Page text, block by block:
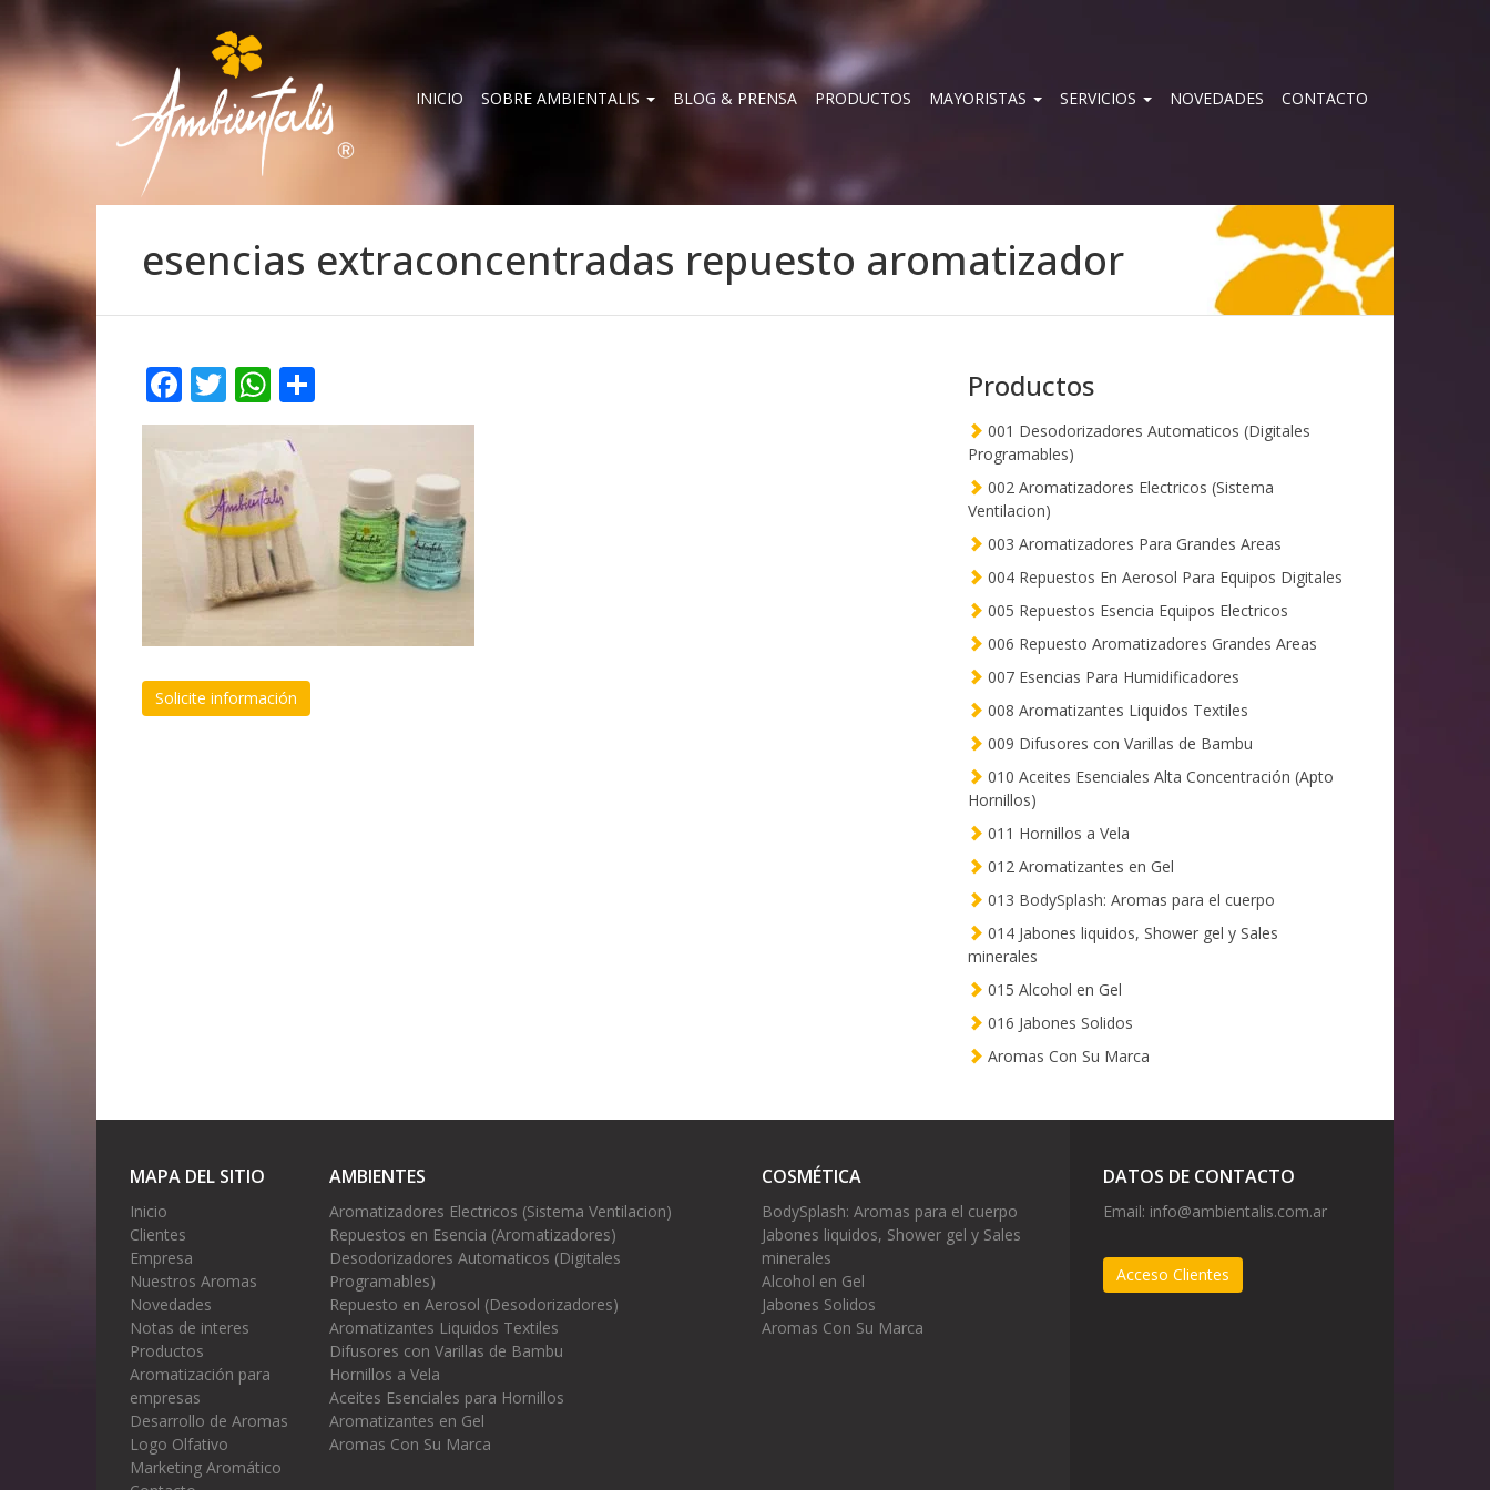
INICIO SOBRE AMBIENTALIS BLOG & PRENSA PRODUCTOS MAYORISTAS SERVICIOS NOVEDADES CONTACTO
esencias extraconcentradas repuesto aromatizador
Facebook
TwitterWhatsApp
Solicite información
Productos
001 Desodorizadores Automaticos (Digitales
Programables)
002 Aromatizadores Electricos (Sistema
Ventilacion)
003 Aromatizadores Para Grandes Areas
004 Repuestos En Aerosol Para Equipos Digitales
005 Repuestos Esencia Equipos Electricos
006 Repuesto Aromatizadores Grandes Areas
007 Esencias Para Humidificadores
008 Aromatizantes Liquidos Textiles
009 Difusores con Varillas de Bambu
010 Aceites Esenciales Alta Concentración (Apto
Hornillos)
011 Hornillos a Vela
012 Aromatizantes en Gel
013 BodySplash: Aromas para el cuerpo
014 Jabones liquidos, Shower gel y Sales
minerales
015 Alcohol en Gel
016 Jabones Solidos
Aromas Con Su Marca
MAPA DEL SITIO
Inicio
Clientes
Empresa
Nuestros Aromas
Novedades
Notas de interes
Productos
Aromatización para
empresas
Desarrollo de Aromas
Logo Olfativo
Marketing Aromático
AMBIENTES
Aromatizadores Electricos (Sistema Ventilacion)
Repuestos en Esencia (Aromatizadores)
Desodorizadores Automaticos (Digitales
Programables)
Repuesto en Aerosol (Desodorizadores)
Aromatizantes Liquidos Textiles
Difusores con Varillas de Bambu
Hornillos a Vela
Aceites Esenciales para Hornillos
Aromatizantes en Gel
Aromas Con Su Marca
COSMÉTICA
BodySplash: Aromas para el cuerpo
Jabones liquidos, Shower gel y Sales
minerales
Alcohol en Gel
Jabones Solidos
Aromas Con Su Marca
DATOS DE CONTACTO
Email: info@ambientalis.com.ar
Acceso Clientes